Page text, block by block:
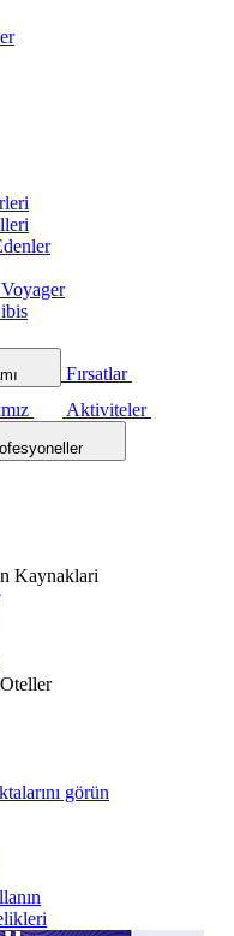
Fırsatlar
Aktiviteler
Kaynaklari
görün